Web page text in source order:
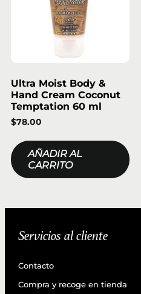
Ultra Moist Body &
Hand Cream Coconut
Temptation 60 ml
$78.00
AÑADIR AL
CARRITO
Servicios al cliente
Contacto
Compra y recoge en tienda